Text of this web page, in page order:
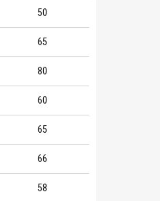
50
65
80
60
65
66
58